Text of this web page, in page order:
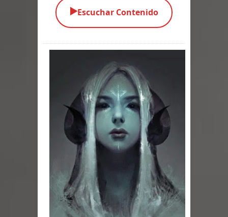
Parte 05: Los Horrores del Infierno
Parte 03: La Traición
Parte 02: Vuelve el Hijo Prodigo
Parte 01: El Comienzo
Parte 01: El Enemigo Interior
Exaltados y Muertos Vivientes
Los Muertos se Levantan (Relato)
Los Monstruos más Buscados
Parte 09: Los Muertos Cuentan
▶️Escuchar Contenido